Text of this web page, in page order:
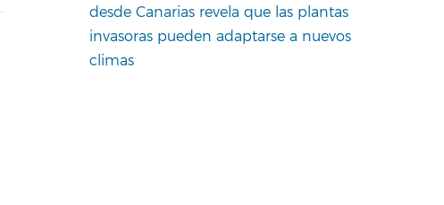
desde Canarias revela que las plantas
invasoras pueden adaptarse a nuevos
climas